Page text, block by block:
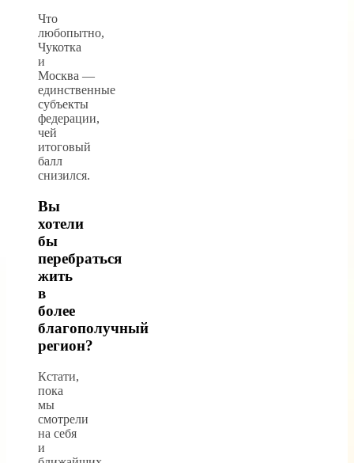
Что
любопытно,
Чукотка
и
Москва —
единственные
субъекты
федерации,
чей
итоговый
балл
снизился.
Вы
хотели
бы
перебраться
жить
в
более
благополучный
регион?
Кстати,
пока
мы
смотрели
на себя
и